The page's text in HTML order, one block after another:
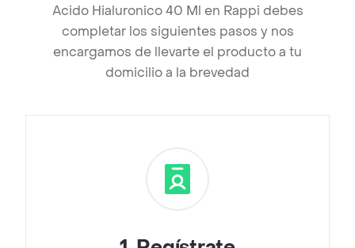
Acido Hialuronico 40 Ml en Rappi debes
completar los siguientes pasos y nos
encargamos de llevarte el producto a tu
domicilio a la brevedad